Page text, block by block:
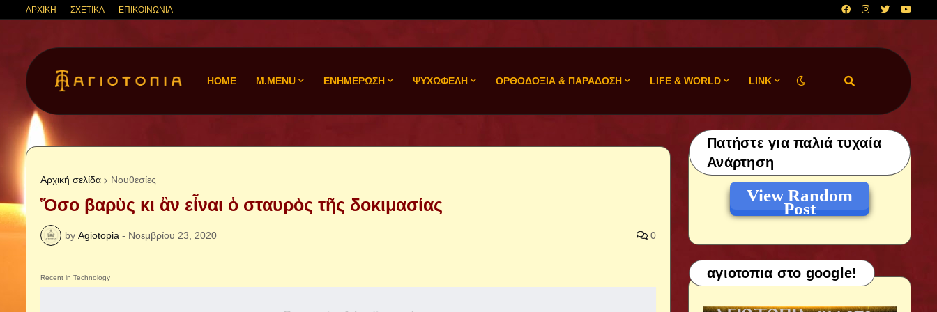
ΑΡΧΙΚΗ ΣΧΕΤΙΚΑ ΕΠΙΚΟΙΝΩΝΙΑ
HOME M.MENU ΕΝΗΜΕΡΩΣΗ ΨΥΧΩΦΕΛΗ ΟΡΘΟΔΟΞΙΑ & ΠΑΡΑΔΟΣΗ LIFE & WORLD LINK
Αρχική σελίδα Νουθεσίες
Ὅσο βαρὺς κι ἂν εἶναι ὁ σταυρὸς τῆς δοκιμασίας
by Agiotopia - Νοεμβρίου 23, 2020 0
Recent in Technology
Πατήστε για παλιά τυχαία
Ανάρτηση
View Random
Post
αγιοτοπια στο google!